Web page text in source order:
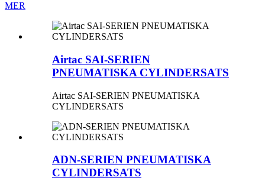
MER
Airtac SAI-SERIEN
PNEUMATISKA CYLINDERSATS
Airtac SAI-SERIEN PNEUMATISKA
CYLINDERSATS
ADN-SERIEN PNEUMATISKA
CYLINDERSATS